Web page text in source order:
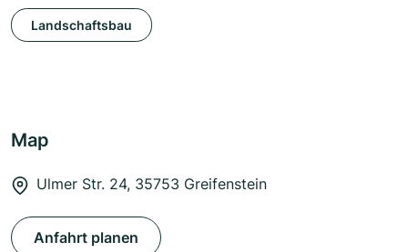
Landschaftsbau
Map
Ulmer Str. 24, 35753 Greifenstein
Anfahrt planen